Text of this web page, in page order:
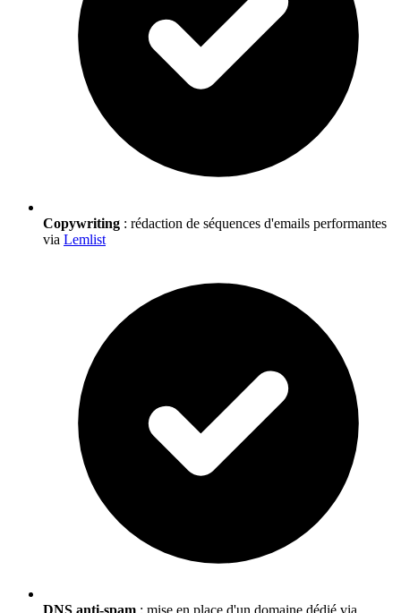
Copywriting : rédaction de séquences d'emails performantes
via Lemlist
DNS anti-spam : mise en place d'un domaine dédié via